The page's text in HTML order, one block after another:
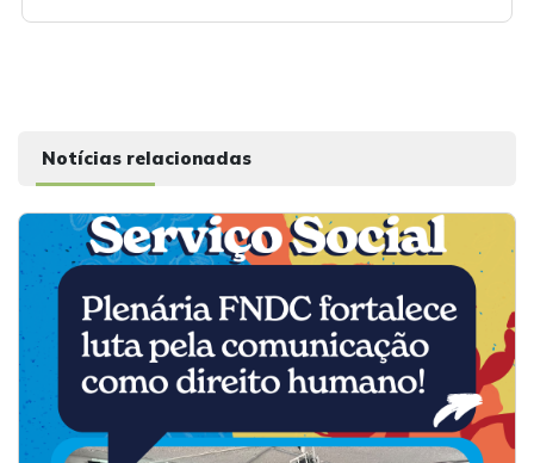
Notícias relacionadas